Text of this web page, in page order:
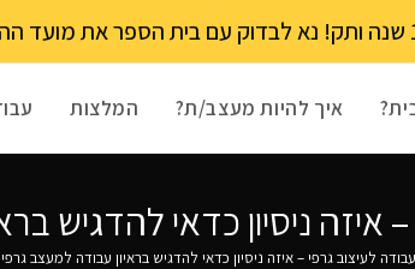
איך להיות מעצב/ת? המלצות
ניסיון כדאי להדגיש
לעיצוב גרפי – איזה ניסיון כדאי להדגיש בראיון עבודה למעצב